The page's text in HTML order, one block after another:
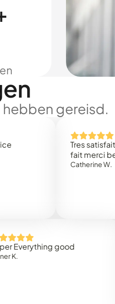
hebben gereisd.
Tres satisfaite
fait merci
Catherine W.
good